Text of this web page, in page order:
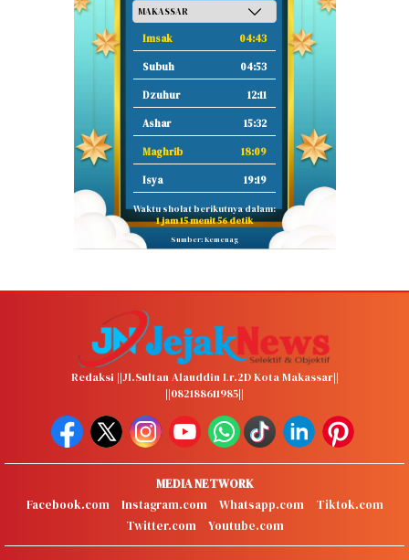
Imsak 04:43
Subuh 04:53
Dzuhur 12:11
Ashar 15:32
Maghrib 18:09
Isya 19:19
Waktu sholat berikutnya dalam:
1 jam 15 menit 55 detik
Sumber: Kemenag
Redaksi ||Jl.Sultan Alauddin Lr.2D Kota Makassar||
||082188611985||
MEDIA NETWORK
Facebook.com
Instagram.com Whatsapp.com
Tiktok.com
Twitter.com
Youtube.com